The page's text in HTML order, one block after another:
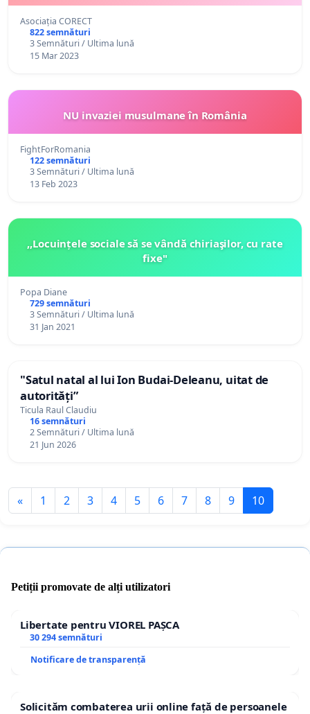
Asociația CORECT
822 semnături
3 Semnături / Ultima lună
15 Mar 2023
NU invaziei musulmane în România
FightForRomania
122 semnături
3 Semnături / Ultima lună
13 Feb 2023
,,Locuințele sociale să se vândă chiriaşilor, cu rate
fixe"
Popa Diane
729 semnături
3 Semnături / Ultima lună
31 Jan 2021
"Satul natal al lui Ion Budai-Deleanu, uitat de
autorități”
Ticula Raul Claudiu
16 semnături
2 Semnături / Ultima lună
21 Jun 2026
« 1 2 3 4 5 6 7 8 9 10
Petiții promovate de alți utilizatori
Libertate pentru VIOREL PAȘCA
30 294 semnături
Notificare de transparență
Solicităm combaterea urii online față de persoanele